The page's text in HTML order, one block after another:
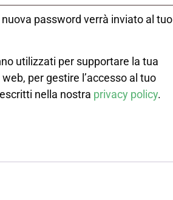
password verrà inviato al tuo
utilizzati per supportare la tua
per gestire l’accesso al tuo
nella nostra privacy policy.